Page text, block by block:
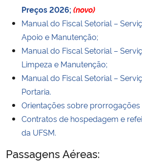
Preços 2026; (novo)
Manual do Fiscal Setorial –
Apoio e Manutenção;
Manual do Fiscal Setorial –
Limpeza e Manutenção;
Manual do Fiscal Setorial –
Portaria.
Orientações sobre
Contratos de hospedagem e
da UFSM.
Passagens Aéreas: